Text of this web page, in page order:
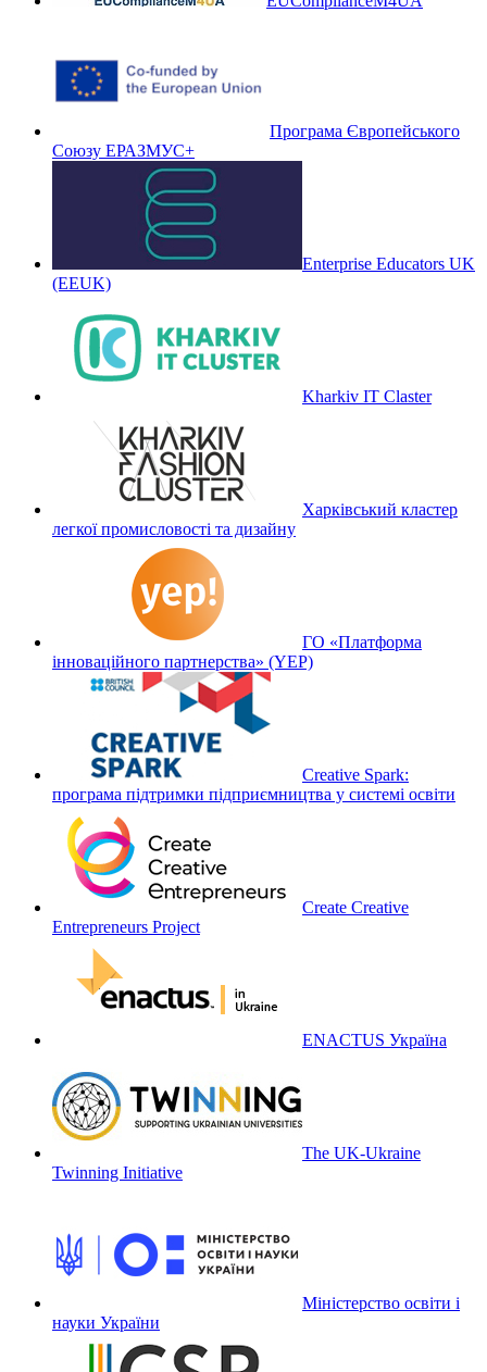
Програма Європейського
Союзу ЕРАЗМУС+
Enterprise Educators UK
(EEUK)
Kharkiv IT Claster
Харківський кластер
легкої промисловості та дизайну
ГО «Платформа
інноваційного партнерства» (YEP)
Creative Spark:
програма підтримки підприємництва у системі освіти
Create Creative
Entrepreneurs Project
ENACTUS Україна
The UK-Ukraine
Twinning Initiative
Міністерство освіти і
науки України